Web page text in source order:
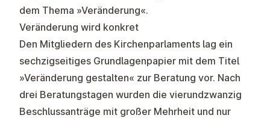
dem Thema »Veränderung«.
Veränderung wird konkret
Den Mitgliedern des Kirchenparlaments lag ein
sechzigseitiges Grundlagenpapier mit dem Titel
»Veränderung gestalten« zur Beratung vor. Nach
drei Beratungstagen wurden die vierundzwanzig
Beschlussanträge mit großer Mehrheit und nur